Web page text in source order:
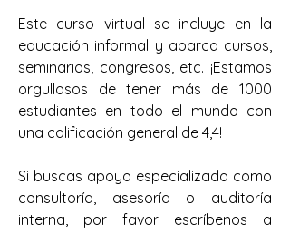
Este curso virtual se incluye en la
educación informal y abarca cursos,
seminarios, congresos, etc. ¡Estamos
orgullosos de tener más de 1000
estudiantes en todo el mundo con
una calificación general de 4,4!
Si buscas apoyo especializado como
consultoría, asesoría o auditoría
interna, por favor escríbenos a